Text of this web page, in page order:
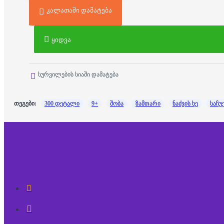
კალათაში დამატება
ყიდვა
სურვილების სიაში დამატება
თეგები: 300 დეტალი 9+ შობა ზამთარი ნაძვის ხე